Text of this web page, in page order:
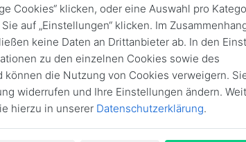
News
20. Aug. 2024 | Newsletter
Auftaktveranstaltung ConNAKt
Cookies“ klicken, oder eine Auswahl pro
auf „Einstellungen“ klicken. Im
keine Daten an Drittanbieter ab. In den
zu den einzelnen Cookies sowie des
können die Nutzung von Cookies verweigern.
widerrufen und Ihre Einstellungen ändern.
hierzu in unserer Datenschutzerklärung.